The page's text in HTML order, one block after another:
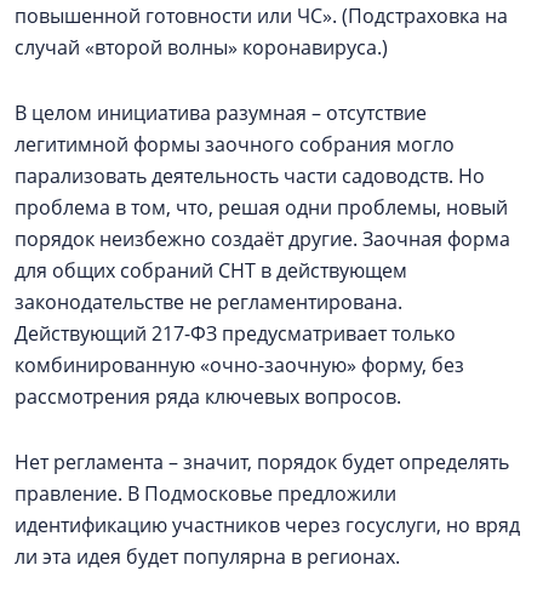
повышенной готовности или ЧС». (Подстраховка на
случай «второй волны» коронавируса.)
В целом инициатива разумная – отсутствие
легитимной формы заочного собрания могло
парализовать деятельность части садоводств. Но
проблема в том, что, решая одни проблемы, новый
порядок неизбежно создаёт другие. Заочная форма
для общих собраний СНТ в действующем
законодательстве не регламентирована.
Действующий 217-ФЗ предусматривает только
комбинированную «очно-заочную» форму, без
рассмотрения ряда ключевых вопросов.
Нет регламента – значит, порядок будет определять
правление. В Подмосковье предложили
идентификацию участников через госуслуги, но вряд
ли эта идея будет популярна в регионах.